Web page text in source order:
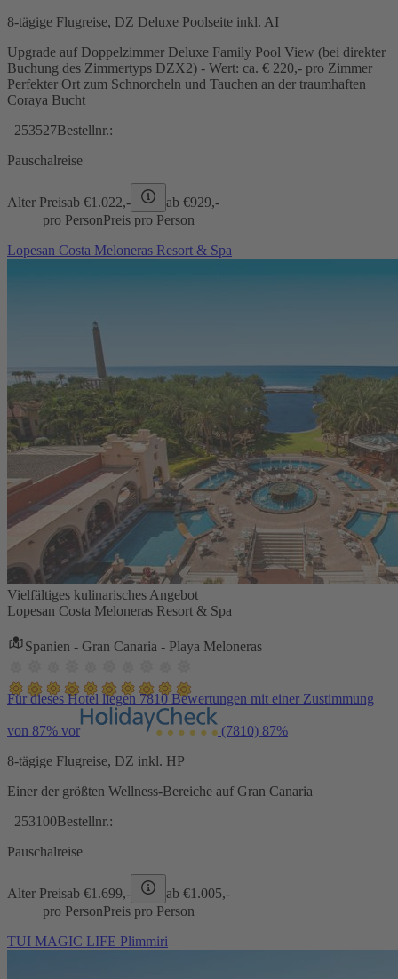
8-tägige Flugreise, DZ Deluxe Poolseite inkl. AI
Upgrade auf Doppelzimmer Deluxe Family Pool View (bei direkter
Buchung des Zimmertyps DZX2) - Wert: ca. € 220,- pro Zimmer
Perfekter Ort zum Schnorcheln und Tauchen an der traumhaften
Coraya Bucht
253527Bestellnr.:
Pauschalreise
Alter Preisab €1.022,- ab €929,-
pro PersonPreis pro Person
Lopesan Costa Meloneras Resort & Spa
Vielfältiges kulinarisches Angebot
Lopesan Costa Meloneras Resort & Spa
Spanien - Gran Canaria - Playa Meloneras
Für dieses Hotel liegen 7810 Bewertungen mit einer Zustimmung
von 87% vor (7810) 87%
8-tägige Flugreise, DZ inkl. HP
Einer der größten Wellness-Bereiche auf Gran Canaria
253100Bestellnr.:
Pauschalreise
Alter Preisab €1.699,- ab €1.005,-
pro PersonPreis pro Person
TUI MAGIC LIFE Plimmiri